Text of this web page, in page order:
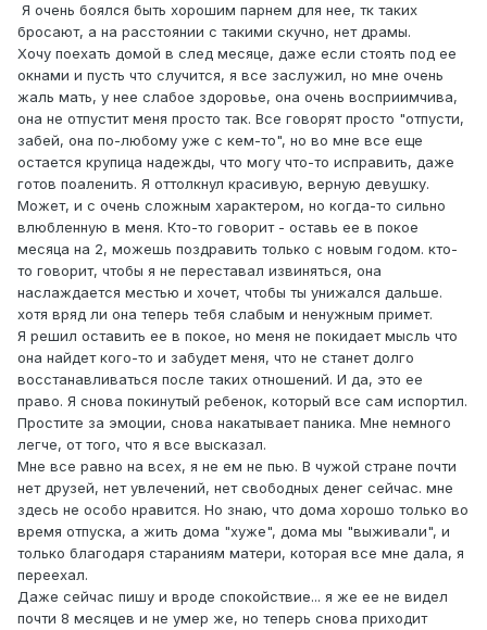
Я очень боялся быть хорошим парнем для нее, тк таких
бросают, а на расстоянии с такими скучно, нет драмы.
Хочу поехать домой в след месяце, даже если стоять под ее
окнами и пусть что случится, я все заслужил, но мне очень
жаль мать, у нее слабое здоровье, она очень восприимчива,
она не отпустит меня просто так. Все говорят просто "отпусти,
забей, она по-любому уже с кем-то", но во мне все еще
остается крупица надежды, что могу что-то исправить, даже
готов поаленить. Я оттолкнул красивую, верную девушку.
Может, и с очень сложным характером, но когда-то сильно
влюбленную в меня. Кто-то говорит - оставь ее в покое
месяца на 2, можешь поздравить только с новым годом. кто-
то говорит, чтобы я не переставал извиняться, она
наслаждается местью и хочет, чтобы ты унижался дальше.
хотя вряд ли она теперь тебя слабым и ненужным примет.
Я решил оставить ее в покое, но меня не покидает мысль что
она найдет кого-то и забудет меня, что не станет долго
восстанавливаться после таких отношений. И да, это ее
право. Я снова покинутый ребенок, который все сам испортил.
Простите за эмоции, снова накатывает паника. Мне немного
легче, от того, что я все высказал.
Мне все равно на всех, я не ем не пью. В чужой стране почти
нет друзей, нет увлечений, нет свободных денег сейчас. мне
здесь не особо нравится. Но знаю, что дома хорошо только во
время отпуска, а жить дома "хуже", дома мы "выживали", и
только благодаря стараниям матери, которая все мне дала, я
переехал.
Даже сейчас пишу и вроде спокойствие... я же ее не видел
почти 8 месяцев и не умер же, но теперь снова приходит